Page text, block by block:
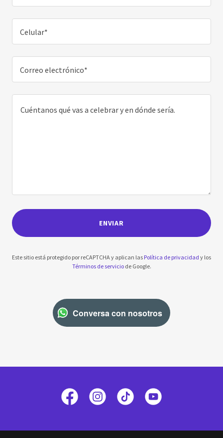
Celular*
Correo electrónico*
ENVIAR
Este sitio está protegido por reCAPTCHA y aplican las Política de privacidad y los
Términos de serviciode Google.
Conversa con nosotros